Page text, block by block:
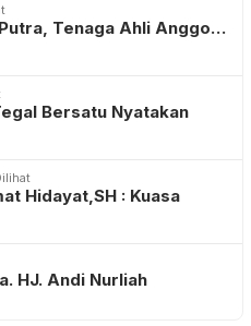
Tenaga Ahli Anggo…
Bersatu Nyatakan
Hidayat,SH : Kuasa
HJ. Andi Nurliah